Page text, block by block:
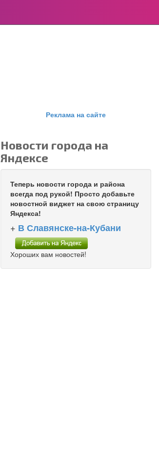
Реклама на сайте
Новости города на
Яндексе
Теперь новости города и района
всегда под рукой! Просто добавьте
новостной виджет на свою страницу
Яндекса!
+ В Славянске-на-Кубани
Хороших вам новостей!